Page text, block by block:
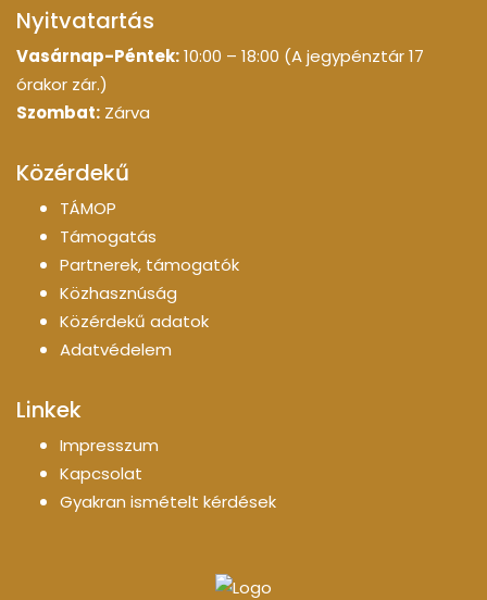
Nyitvatartás
Vasárnap-Péntek:10:00 – 18:00 (A jegypénztár 17
órakor zár.)
Szombat: Zárva
Közérdekű
TÁMOP
Támogatás
Partnerek, támogatók
Közhasznúság
Közérdekű adatok
Adatvédelem
Linkek
Impresszum
Kapcsolat
Gyakran ismételt kérdések